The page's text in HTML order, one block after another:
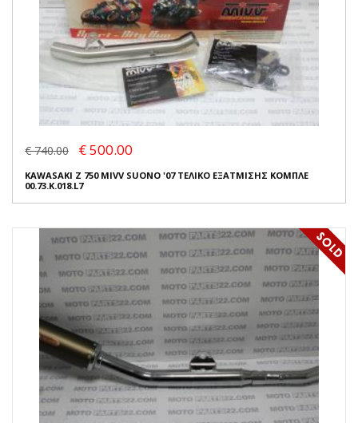
€ 740.00 € 500.00
KAWASAKI Z 750 MIVV SUONO '07 ΤΕΛΙΚΟ ΕΞΑΤΜΙΣΗΣ ΚΟΜΠΛΕ
00.73.K.018.L7